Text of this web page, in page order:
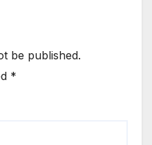
be published.
*